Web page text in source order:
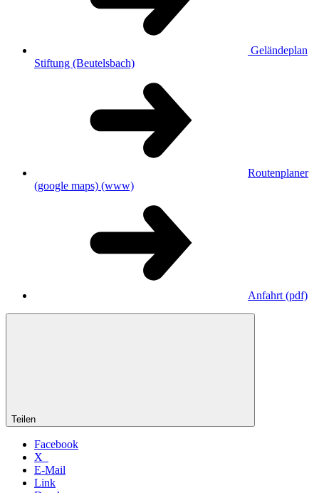
Geländeplan
Stiftung (Beutelsbach)
Routenplaner
(google maps) (www)
Anfahrt (pdf)
Teilen
Facebook
X
E-Mail
Link